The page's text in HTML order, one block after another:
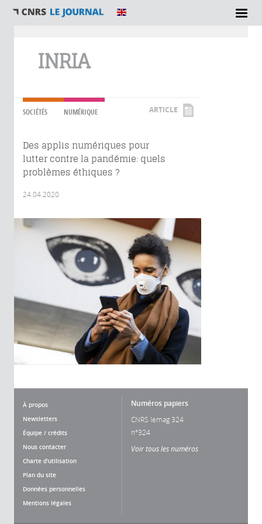
INRIA
SOCIÉTÉS NUMÉRIQUE ARTICLE
Des applis numériques pour
lutter contre la pandémie: quels
problèmes éthiques ?
24.04.2020
À propos
Newsletters
Équipe / crédits
Nous contacter
Charte d'utilisation
Plan du site
Données personnelles
Mentions légales
Numéros papiers
CNRS lemag 324
n°324
Voir tous les numéros